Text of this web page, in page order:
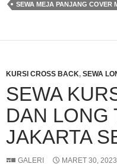
SEWA MEJA PANJANG COVER
KURSI CROSS BACK, SEWA
SEWA
DAN LONG
JAKARTA
GALERI MARET 30, 2023